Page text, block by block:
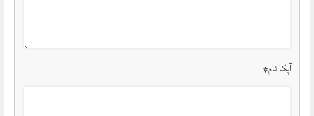
آپکا نام*